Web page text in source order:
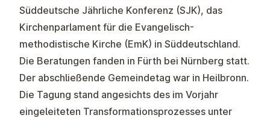
Süddeutsche Jährliche Konferenz (SJK), das
Kirchenparlament für die Evangelisch-
methodistische Kirche (EmK) in Süddeutschland.
Die Beratungen fanden in Fürth bei Nürnberg statt.
Der abschließende Gemeindetag war in Heilbronn.
Die Tagung stand angesichts des im Vorjahr
eingeleiteten Transformationsprozesses unter